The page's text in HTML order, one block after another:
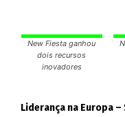
New Fiesta ganhou
dois recursos
inovadores
Liderança na Europa –